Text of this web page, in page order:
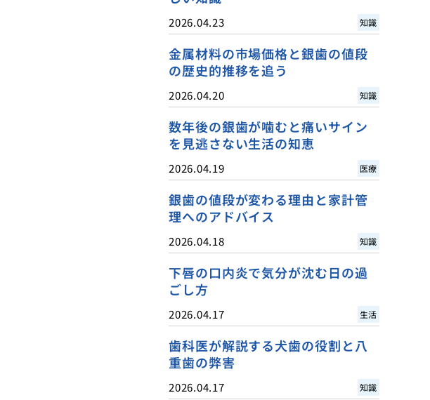
2026.04.23 知識
金属材料の市場価格と銀歯の値段
の歴史的推移を追う
2026.04.20 知識
数年後の銀歯が噛むと痛いサイン
を見逃さない生活の知恵
2026.04.19 医療
銀歯の値段が変わる理由と家計管
理へのアドバイス
2026.04.18 知識
下唇の口内炎で気分が沈む日の過
ごし方
2026.04.17 生活
歯科医が解説する犬歯の役割と八
重歯の弊害
2026.04.17 知識